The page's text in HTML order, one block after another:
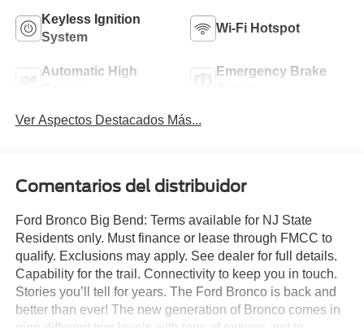
Keyless Ignition
System
Wi-Fi Hotspot
Automatic High
Emergency Brake
Ver Aspectos Destacados Más...
Comentarios del distribuidor
Ford Bronco Big Bend: Terms available for NJ State
Residents only. Must finance or lease through FMCC to
qualify. Exclusions may apply. See dealer for full details.
Capability for the trail. Connectivity to keep you in touch.
Stories you’ll tell for years. The Ford Bronco is back and
better than ever! The new generation of Bronco comes in